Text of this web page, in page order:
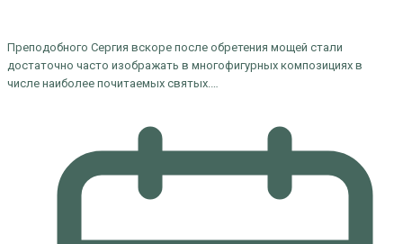
Преподобного Сергия вскоре после обретения мощей стали
достаточно часто изображать в многофигурных композициях в
числе наиболее почитаемых святых.…